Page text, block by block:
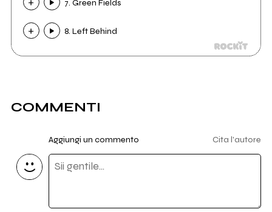
7. Green Fields
8. Left Behind
COMMENTI
Aggiungi un commento Cita l'autore